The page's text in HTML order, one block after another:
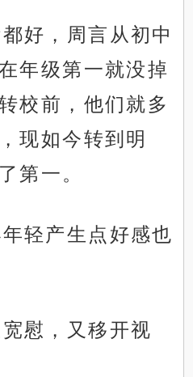
好，周言从初中
年级第一就没掉
校前，他们就多
现如今转到明
第一。
轻产生点好感也
慰，又移开视